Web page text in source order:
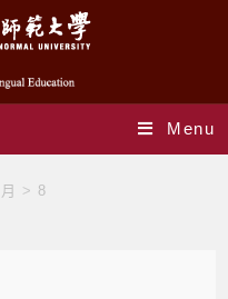
Menu
> 8